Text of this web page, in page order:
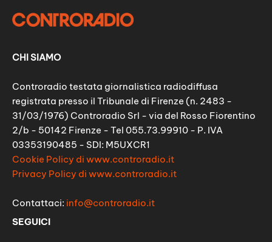
CHI SIAMO
Controradio testata giornalistica radiodiffusa
registrata presso il Tribunale di Firenze (n. 2483 -
31/03/1976) Controradio Srl - via del Rosso Fiorentino
2/b - 50142 Firenze - Tel 055.73.99910 - P. IVA
03353190485 - SDI: M5UXCR1
Cookie Policy di www.controradio.it
Privacy Policy di www.controradio.it
Contattaci: info@controradio.it
SEGUICI